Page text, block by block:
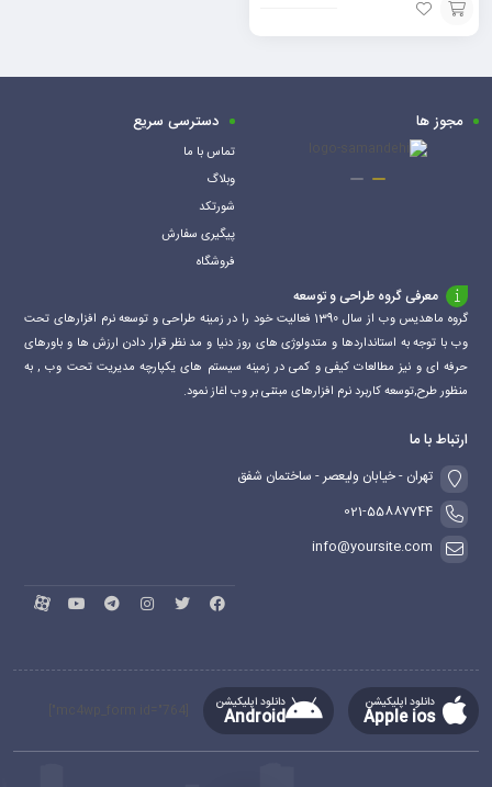
افزودن
به
مجوز ها دسترسی سریع
تماس با ما
وبلاگ
شورتکد
پیگیری سفارش
فروشگاه
معرفی گروه طراحی و توسعه
گروه ماهدیس وب از سال 1390 فعالیت خود را در زمینه طراحی و توسعه نرم افزارهای تحت
وب با توجه به استانداردها و متدولوژی های روز دنیا و مد نظر قرار دادن ارزش ها و باورهای
حرفه ای و نیز مطالعات کیفی و کمی در زمینه سیستم های یکپارچه مدیریت تحت وب , به
منظور طرح,توسعه کاربرد نرم افزارهای مبتنی بر وب اغاز نمود.
ارتباط با ما
تهران - خیابان ولیعصر - ساختمان شفق
021-55887744
info@yoursite.com
دانلود اپلیکیشن
Apple ios
دانلود اپلیکیشن
Android